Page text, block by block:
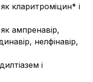
кларитроміцин* і
як ампренавір,
нелфінавір,
і